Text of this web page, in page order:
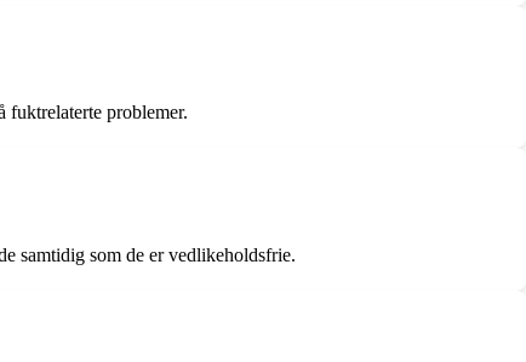
problemer.
samtidig som de er vedlikeholdsfrie.